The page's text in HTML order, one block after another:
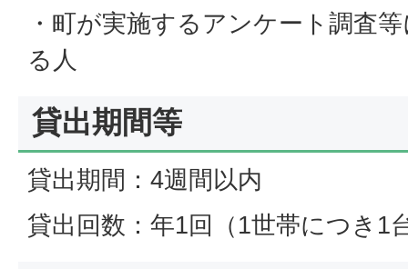
・町が実施するアンケート調査
る人
貸出期間等
貸出期間：4週間以内
貸出回数：年1回（1世帯につき1